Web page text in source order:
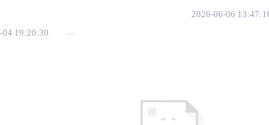
04 19:20:30
2026-06-06